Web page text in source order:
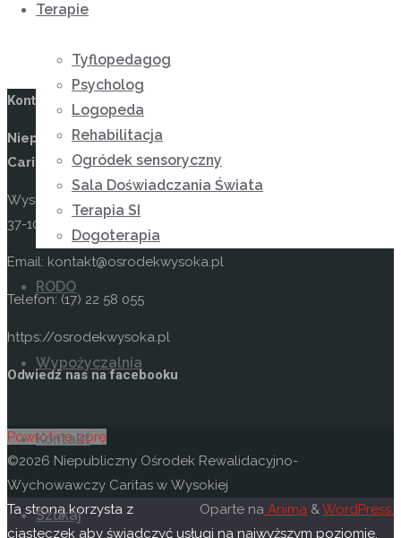
Terapie
Tyflopedagog
Psycholog
Logopeda
Rehabilitacja
Ogródek sensoryczny
Sala Doświadczania Świata
Terapia SI
Dogoterapia
RODO
Wypożyczalnia
Kontakt
Szukaj
Kontakt
Niepubliczny Ośrodek Rewalidacyjno-Wychowawczy
Caritas w Wysokiej
Wysoka 49
37-100 Łańcut
Email: kontakt@osrodekwysoka.pl
Telefon: (17) 22 58 055
https://osrodekwysoka.pl
Odwiedź nas na facebooku
Powrót na górę
©2026 Niepubliczny Ośrodek Rewalidacyjno-
Wychowawczy Caritas w Wysokiej
Oparte na Anima &WordPress.
Ta strona korzysta z
ciasteczek aby świadczyć usługi na najwyższym poziomie.